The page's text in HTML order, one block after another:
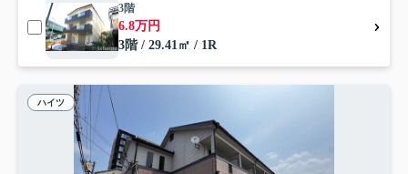
3階
6.8万円
3階 / 29.41㎡ / 1R
ハイツ